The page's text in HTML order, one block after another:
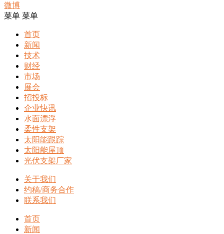
微博
菜单 菜单
首页
新闻
技术
财经
市场
展会
招投标
企业快讯
水面漂浮
柔性支架
太阳能跟踪
太阳能屋顶
光伏支架厂家
关于我们
约稿/商务合作
联系我们
首页
新闻